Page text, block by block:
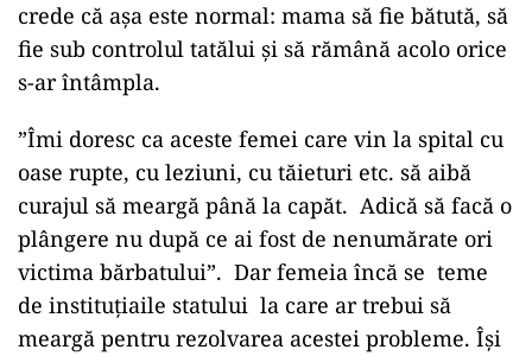
crede că așa este normal: mama să fie bătută, să
fie sub controlul tatălui și să rămână acolo orice
s-ar întâmpla.
”Îmi doresc ca aceste femei care vin la spital cu
oase rupte, cu leziuni, cu tăieturi etc. să aibă
curajul să meargă până la capăt. Adică să facă o
plângere nu după ce ai fost de nenumărate ori
victima bărbatului”. Dar femeia încă se teme
de instituțiaile statului la care ar trebui să
meargă pentru rezolvarea acestei probleme. Își